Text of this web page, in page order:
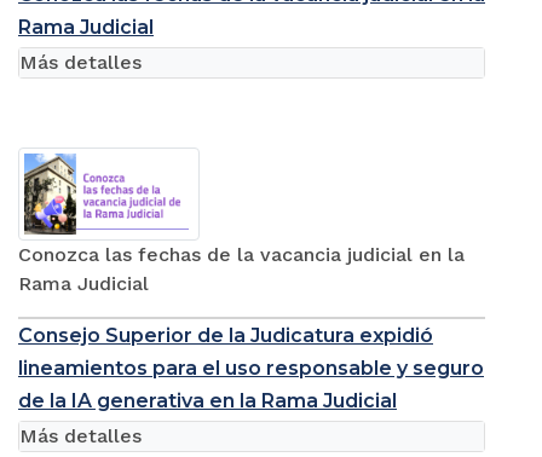
Rama Judicial
Conozca las fechas de la vacancia judicial en la
Rama Judicial
Más detalles
Consejo Superior de la Judicatura expidió
lineamientos para el uso responsable y seguro
de la IA generativa en la Rama Judicial
Más detalles